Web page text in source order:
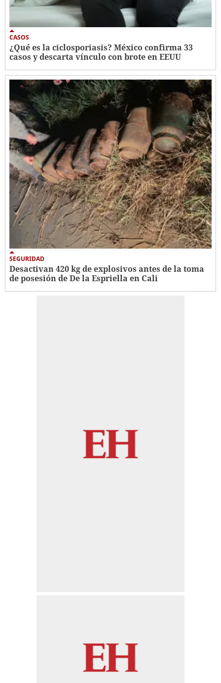
CASOS
¿Qué es la ciclosporiasis? México confirma 33
casos y descarta vínculo con brote en EEUU
SEGURIDAD
Desactivan 420 kg de explosivos antes de la toma
de posesión de De la Espriella en Cali